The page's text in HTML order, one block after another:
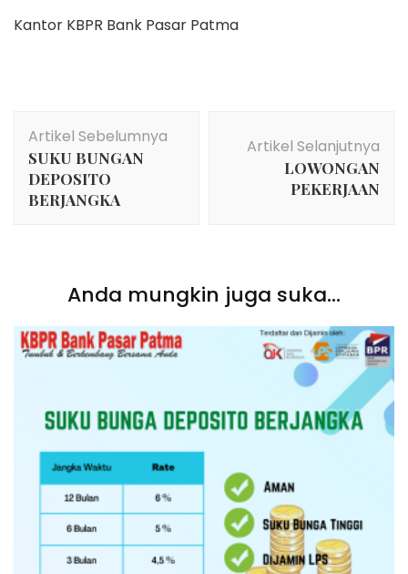
Kantor KBPR Bank Pasar Patma
Artikel
Artikel Sebelumnya
SUKU BUNGAN
DEPOSITO
BERJANGKA
Artikel Selanjutnya
LOWONGAN
PEKERJAAN
Anda mungkin juga suka...